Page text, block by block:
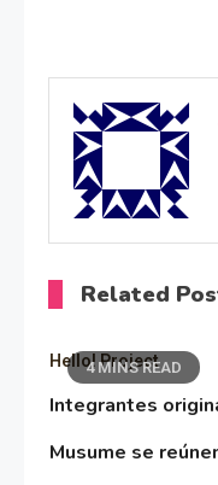
Related
4 MINS READ
Hello! Project
Integrantes
Musume se